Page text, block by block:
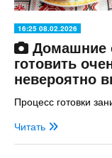
16:25 08.02.2026
Домашние
готовить
невероятно
Процесс готовки
Читать